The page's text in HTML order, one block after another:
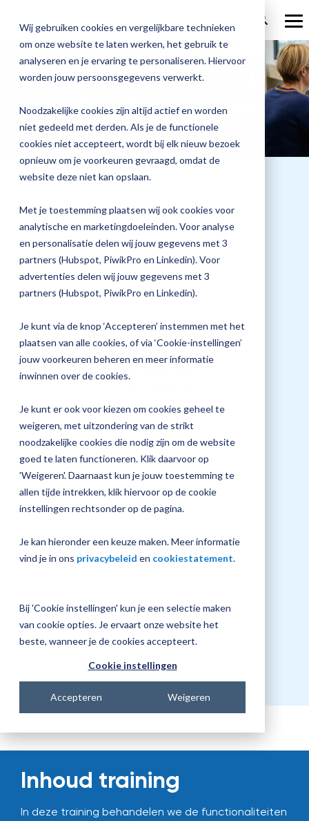
Wij gebruiken cookies en vergelijkbare technieken
om onze website te laten werken, het gebruik te
analyseren en je ervaring te personaliseren. Hiervoor
worden jouw persoonsgegevens verwerkt.
Noodzakelijke cookies zijn altijd actief en worden
niet gedeeld met derden. Als je de functionele
cookies niet accepteert, wordt bij elk nieuw bezoek
opnieuw om je voorkeuren gevraagd, omdat de
website deze niet kan opslaan.
Met je toestemming plaatsen wij ook cookies voor
analytische en marketingdoeleinden. Voor analyse
en personalisatie delen wij jouw gegevens met 3
partners (Hubspot, PiwikPro en Linkedin). Voor
advertenties delen wij jouw gegevens met 3
partners (Hubspot, PiwikPro en Linkedin).
Je kunt via de knop ‘Accepteren’ instemmen met het
plaatsen van alle cookies, of via ‘Cookie-instellingen’
jouw voorkeuren beheren en meer informatie
inwinnen over de cookies.
Je kunt er ook voor kiezen om cookies geheel te
weigeren, met uitzondering van de strikt
noodzakelijke cookies die nodig zijn om de website
goed te laten functioneren. Klik daarvoor op
'Weigeren'. Daarnaast kun je jouw toestemming te
allen tijde intrekken, klik hiervoor op de cookie
instellingen rechtsonder op de pagina.
Je kan hieronder een keuze maken. Meer informatie
vind je in ons privacybeleid en cookiestatement.
Bij 'Cookie instellingen' kun je een selectie maken
van cookie opties. Je ervaart onze website het
beste, wanneer je de cookies accepteert.
Cookie instellingen
Accepteren Weigeren
Onze
Magister MX
Aanmelden
& verzuim
Magister To do
Magister Join
Magister Inzicht
Magister Kluisjes
alle
oplossingen
hoe
Magister is
Docenten
Onderwijsondersteunend personeel
Leerlingen
Ouders
Onze
Check-up
Quickscan
Applicatiebeheer
Overstappen
Academy
Training op jouw school
Praktische informatie
Met
Check-
Over Magister
Actueel
Magister Journaal
Over ons
Werken bij Magister
Gebruikerspanel
Media & Pers
Aanmelden voor:
Datum training
23 maart 2027
Tijd training
Locatie
Online
Prijs
€321,00
Inhoud training
In deze training behandelen we de functionaliteiten